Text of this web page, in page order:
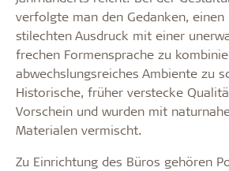
verfolgte man den Gedanken, einen
stilechten Ausdruck mit einer
frechen Formensprache zu
abwechslungsreiches Ambiente zu
Historische, früher verstecke
Vorschein und wurden mit
Materialen vermischt.
Zu Einrichtung des Büros gehören